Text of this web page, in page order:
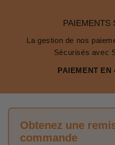
PAIEMENTS
La gestion de nos
Sécurisés avec
PAIEMENT EN
Obtenez une
commande